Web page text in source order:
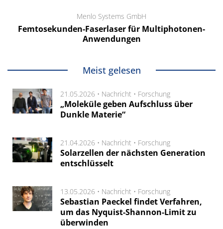
Menlo Systems GmbH
Femtosekunden-Faserlaser für Multiphotonen-
Anwendungen
Meist gelesen
21.05.2026 • Nachricht • Forschung
„Moleküle geben Aufschluss über
Dunkle Materie“
21.04.2026 • Nachricht • Forschung
Solarzellen der nächsten Generation
entschlüsselt
13.05.2026 • Nachricht • Forschung
Sebastian Paeckel findet Verfahren,
um das Nyquist-Shannon-Limit zu
überwinden